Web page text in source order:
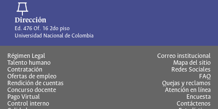
Dirección
Ed. 476 Of. 16 2do piso
Universidad Nacional de Colombia
Régimen Legal
Talento humano
Contratación
Ofertas de empleo
Rendición de cuentas
Concurso docente
Pago Virtual
Control interno
Correo institucional
Mapa del sitio
Redes Sociales
FAQ
Quejas y reclamos
Atención en línea
Encuesta
Contáctenos